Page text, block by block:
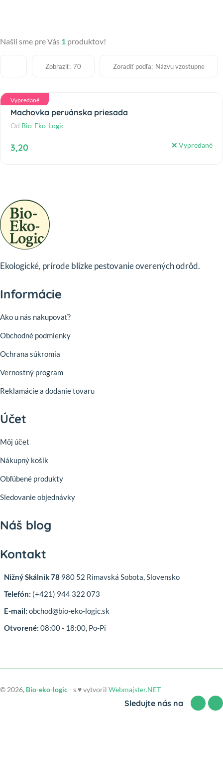
Našli sme pre Vás 1 produktov!
Zobraziť: 70 Zoradiť podľa: Názvu vzostupne
Vypredané
Machovka peruánska priesada
Od Bio-Eko-Logic
3,20 ❌ Vypredané
Ekologické, prírode blízke pestovanie overených odrôd.
Informácie
Ako u nás nakupovať?
Obchodné podmienky
Ochrana súkromia
Vernostný program
Reklamácie a dodanie tovaru
Účet
Môj účet
Nákupný košík
Obľúbené produkty
Sledovanie objednávky
Náš blog
Kontakt
Nižný Skálnik 78 980 52 Rimavská Sobota, Slovensko
Telefón: (+421) 944 322 073
E-mail: obchod@bio-eko-logic.sk
Otvorené: 08:00 - 18:00, Po-Pi
© 2026, Bio-eko-logic- s ♥ vytvoril Webmajster.NET
Sledujte nás na